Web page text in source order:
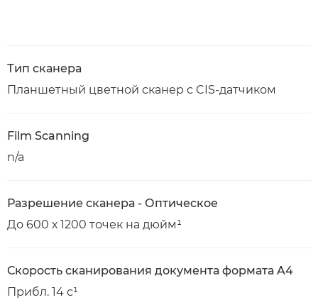
Тип сканера
Планшетный цветной сканер с CIS-датчиком
Film Scanning
n/a
Разрешение сканера - Оптическое
До 600 х 1200 точек на дюйм¹
Скорость сканирования документа формата A4
Прибл. 14 с¹